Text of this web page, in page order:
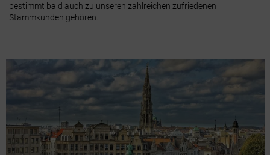
bestimmt bald auch zu unseren zahlreichen zufriedenen
Stammkunden gehören.